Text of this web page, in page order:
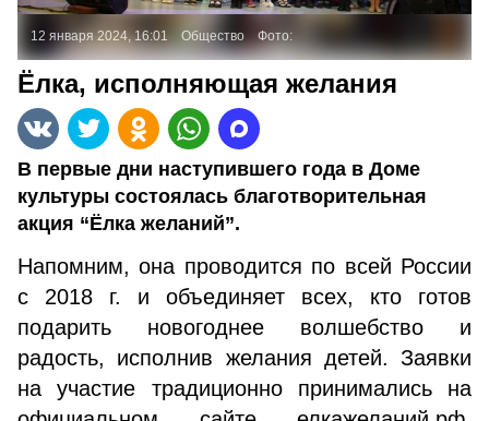
12 января 2024, 16:01 Общество Фото:
Ёлка, исполняющая желания
В первые дни наступившего года в Доме
культуры состоялась благотворительная
акция “Ёлка желаний”.
Напомним, она проводится по всей России
с 2018 г. и объединяет всех, кто готов
подарить новогоднее волшебство и
радость, исполнив желания детей. Заявки
на участие традиционно принимались на